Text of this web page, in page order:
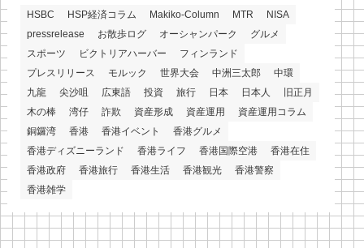
HSBC HSP経済コラム Makiko-Column MTR
NISA
pressrelease
お散歩ログ オーシャンパーク
グルメ
スポーツ
ビクトリアハーバー
フィンランド
プレスリリース
モルック 世界大会 中洲三太郎
中環
九龍
尖沙咀 広東語 投資 旅行 日本 日本人
旧正月
木の棒
湾仔 詐欺 資産形成 資産運用
資産運用コラム
銅鑼湾
香港 香港イベント
香港グルメ
香港ディズニーランド
香港ライフ 香港国際空港
香港在住
香港政府
香港旅行 香港生活 香港観光
香港警察
香港雑学